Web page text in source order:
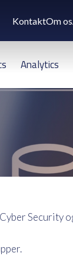
KontaktOm os
Analytics